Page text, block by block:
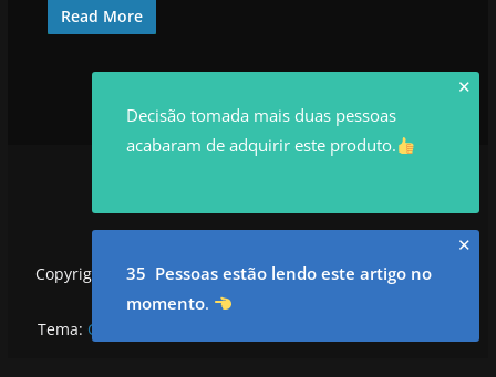
Read More
Copyright © 2026utilidadesrowan.com. Todos os direitos
reservados.
Tema: ColorMag
✕
Decisão tomada mais duas pessoas
acabaram de adquirir este produto.
✕
35 Pessoas estão lendo este artigo no
momento.